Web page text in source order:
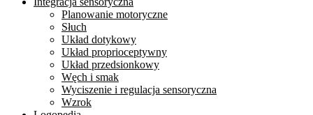
Planowanie motoryczne
Słuch
Układ dotykowy
Układ proprioceptywny
Układ przedsionkowy
Węch i smak
Wyciszenie i regulacja sensoryczna
Wzrok